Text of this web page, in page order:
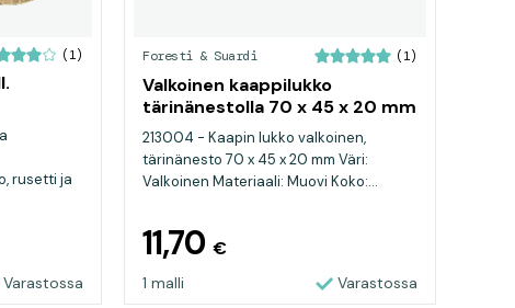
(1)
rusetti ja
Varastossa
Foresti & Suardi (1)
Valkoinen kaappilukko
tärinänestolla 70 x 45 x 20 mm
213004 - Kaapin lukko valkoinen,
tärinänesto 70 x 45 x 20 mm Väri:
Valkoinen Materiaali: Muovi Koko:...
11,70 €
1 malli Varastossa